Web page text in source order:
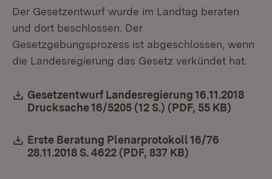
Der Gesetzentwurf wurde im Landtag beraten
und dort beschlossen. Der
Gesetzgebungsprozess ist abgeschlossen, wenn
die Landesregierung das Gesetz verkündet hat.
Download:
Gesetzentwurf Landesregierung 16.11.2018
Drucksache 16/5205 (12 S.) (PDF, 55 KB)
Download:
Erste Beratung Plenarprotokoll 16/76
28.11.2018 S. 4622 (PDF, 837 KB)